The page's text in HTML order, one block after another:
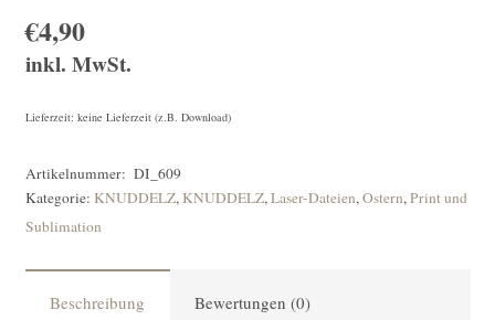
€4,90
inkl. MwSt.
Lieferzeit: keine Lieferzeit (z.B. Download)
Artikelnummer: DI_609
Kategorie: KNUDDELZ, KNUDDELZ,Laser-Dateien,Ostern,Print und
Sublimation
Beschreibung Bewertungen (0)